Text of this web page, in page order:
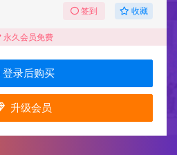
签到 收藏
永久会员免费
登录后购买
升级会员